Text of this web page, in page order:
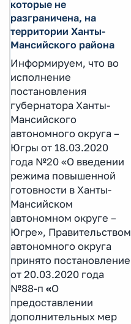
которые не
разграничена, на
территории Ханты-
Мансийского района
Информируем, что во
исполнение
постановления
губернатора Ханты-
Мансийского
автономного округа –
Югры от 18.03.2020
года №20 «О введении
режима повышенной
готовности в Ханты-
Мансийском
автономном округе –
Югре», Правительством
автономного округа
принято постановление
от 20.03.2020 года
№88-п «О
предоставлении
дополнительных мер